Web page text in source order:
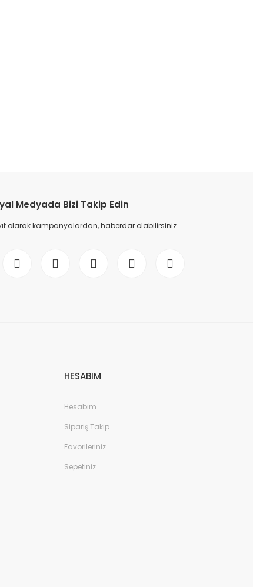
Medyada Bizi Takip Edin
olarak kampanyalardan, haberdar olabilirsiniz.
HESABIM
Hesabım
Sipariş Takip
Favorileriniz
Sepetiniz